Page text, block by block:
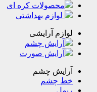
کره ای
بهداشتی
آرایشی
چشم
صورت
چشم
چشم